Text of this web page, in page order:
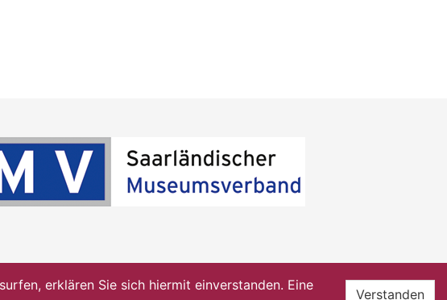
erklären Sie sich hiermit einverstanden. Eine
Verstanden